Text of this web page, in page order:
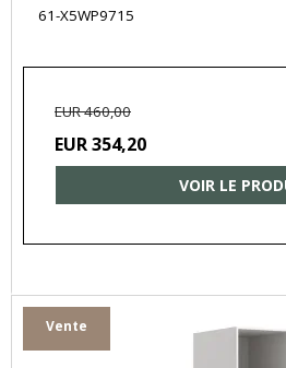
61-X5WP9715
EUR 460,00
EUR 354,20
VOIR LE
Vente